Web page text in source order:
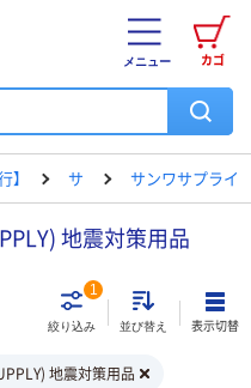
カゴ
メニュー
】 サ サンワサプライ
地震対策用品
絞り込み
1
並び替え 表示切替
地震対策用品